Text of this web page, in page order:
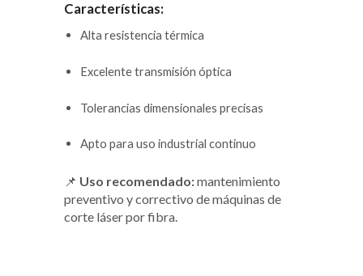
Características:
Alta resistencia térmica
Excelente transmisión óptica
Tolerancias dimensionales precisas
Apto para uso industrial continuo
📌 Uso recomendado:mantenimiento
preventivo y correctivo de máquinas de
corte láser por fibra.